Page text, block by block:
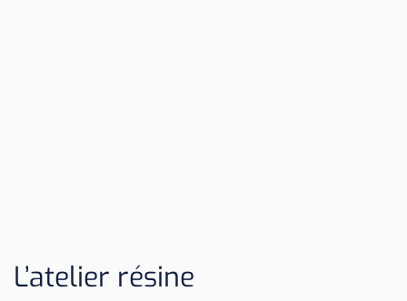
L’atelier résine